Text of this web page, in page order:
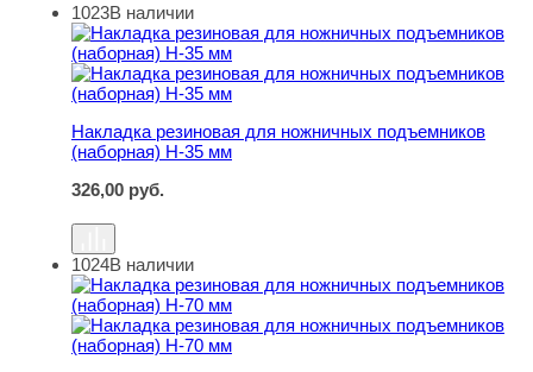
Накладка резиновая для ножничных подъемников
1023В наличии
Накладка резиновая для ножничных подъемников
(наборная) Н-35 мм
326,00 руб.
Накладка резиновая для ножничных подъемников
1024В наличии